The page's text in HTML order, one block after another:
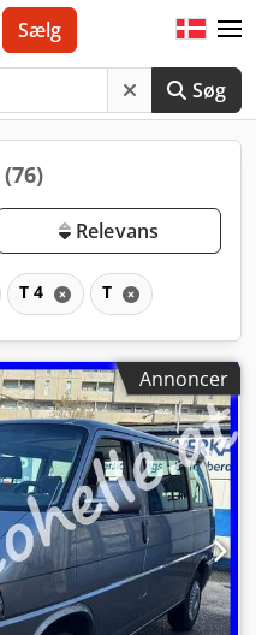
Søg
Sælg
(76)
Relevans
T 4 T
Annoncer